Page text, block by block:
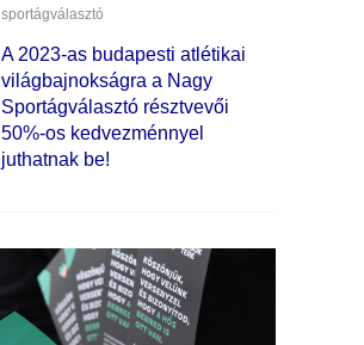
sportágválasztó
A 2023-as budapesti atlétikai
világbajnokságra a Nagy
Sportágválasztó résztvevői
50%-os kedvezménnyel
juthatnak be!